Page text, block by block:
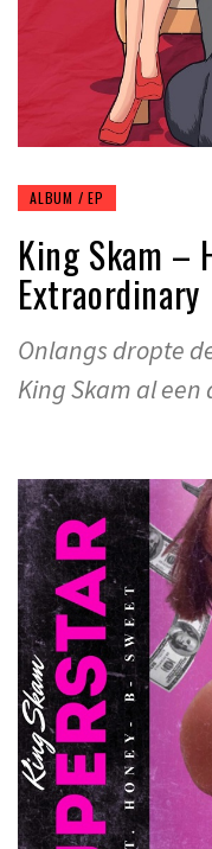
ALBUM / EP
King Skam –
Extraordinary
Onlangs dropte
King Skam al